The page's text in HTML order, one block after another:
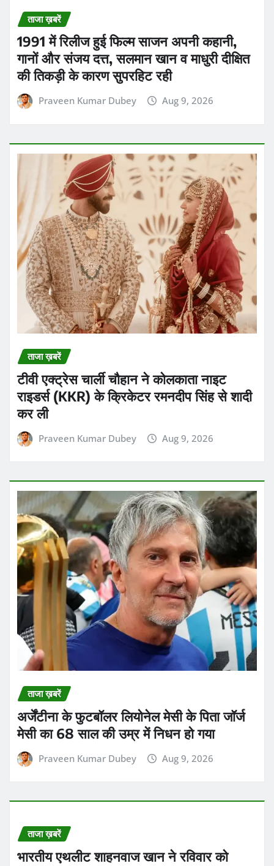
ताजा ख़बरें
1991 में रिलीज हुई फिल्म साजन अपनी कहानी,
गानों और संजय दत्त, सलमान खान व माधुरी दीक्षित
की तिकड़ी के कारण सुपरहिट रही
Praveen Kumar Dubey Aug 9, 2026
ताजा ख़बरें
टीवी एक्ट्रेस चार्ली चौहान ने कोलकाता नाइट
राइडर्स (KKR) के क्रिकेटर रमनदीप सिंह से शादी
कर ली
Praveen Kumar Dubey Aug 9, 2026
ताजा ख़बरें
अर्जेंटीना के फुटबॉलर लियोनेल मेसी के पिता जॉर्ज
मेसी का 68 साल की उम्र में निधन हो गया
Praveen Kumar Dubey Aug 9, 2026
ताजा ख़बरें
भारतीय एथलीट शाहनवाज खान ने रविवार को